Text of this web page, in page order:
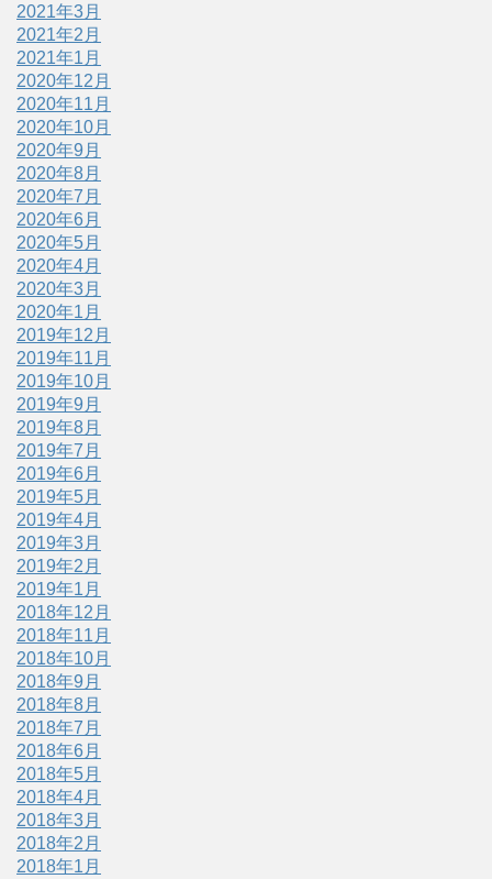
2021年3月
2021年2月
2021年1月
2020年12月
2020年11月
2020年10月
2020年9月
2020年8月
2020年7月
2020年6月
2020年5月
2020年4月
2020年3月
2020年1月
2019年12月
2019年11月
2019年10月
2019年9月
2019年8月
2019年7月
2019年6月
2019年5月
2019年4月
2019年3月
2019年2月
2019年1月
2018年12月
2018年11月
2018年10月
2018年9月
2018年8月
2018年7月
2018年6月
2018年5月
2018年4月
2018年3月
2018年2月
2018年1月